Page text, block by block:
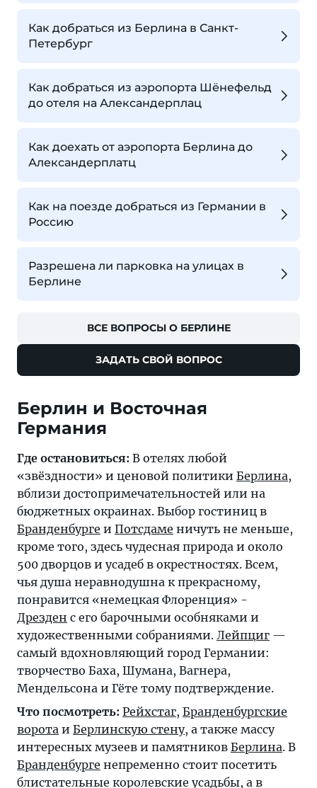
Как добраться из Берлина в Санкт-
Петербург
Как добраться из аэропорта Шёнефельд
до отеля на Александерплац
Как доехать от аэропорта Берлина до
Александерплатц
Как на поезде добраться из Германии в
Россию
Разрешена ли парковка на улицах в
Берлине
ВСЕ ВОПРОСЫ О БЕРЛИНЕ
ЗАДАТЬ СВОЙ ВОПРОС
Берлин и Восточная
Германия
Где остановиться: В отелях любой
«звёздности» и ценовой политики Берлина,
вблизи достопримечательностей или на
бюджетных окраинах. Выбор гостиниц в
Бранденбурге и Потсдаме ничуть не меньше,
кроме того, здесь чудесная природа и около
500 дворцов и усадеб в окрестностях. Всем,
чья душа неравнодушна к прекрасному,
понравится «немецкая Флоренция» -
Дрезден с его барочными особняками и
художественными собраниями. Лейпциг —
самый вдохновляющий город Германии:
творчество Баха, Шумана, Вагнера,
Мендельсона и Гёте тому подтверждение.
Что посмотреть: Рейхстаг, Бранденбургские
ворота и Берлинскую стену, а также массу
интересных музеев и памятников Берлина. В
Бранденбурге непременно стоит посетить
блистательные королевские усадьбы, а в